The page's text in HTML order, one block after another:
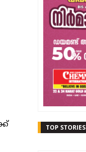
TOP STORIES